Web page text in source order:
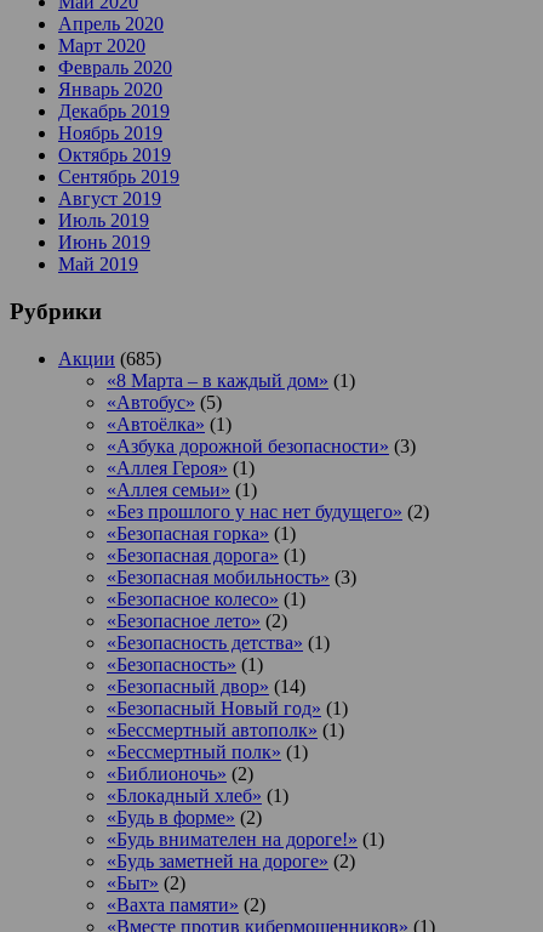
Апрель 2020
Март 2020
Февраль 2020
Январь 2020
Декабрь 2019
Ноябрь 2019
Октябрь 2019
Сентябрь 2019
Август 2019
Июль 2019
Июнь 2019
Май 2019
Рубрики
Акции (685)
«8 Марта – в каждый дом» (1)
«Автобус» (5)
«Автоёлка» (1)
«Азбука дорожной безопасности» (3)
«Аллея Героя» (1)
«Аллея семьи» (1)
«Без прошлого у нас нет будущего» (2)
«Безопасная горка» (1)
«Безопасная дорога» (1)
«Безопасная мобильность» (3)
«Безопасное колесо» (1)
«Безопасное лето» (2)
«Безопасность детства» (1)
«Безопасность» (1)
«Безопасный двор» (14)
«Безопасный Новый год» (1)
«Бессмертный автополк» (1)
«Бессмертный полк» (1)
«Библионочь» (2)
«Блокадный хлеб» (1)
«Будь в форме» (2)
«Будь внимателен на дороге!» (1)
«Будь заметней на дороге» (2)
«Быт» (2)
«Вахта памяти» (2)
«Вместе против кибермошенников» (1)